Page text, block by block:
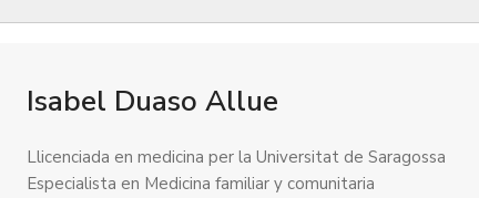
Isabel Duaso Allue
Llicenciada en medicina per la Universitat de Saragossa
Especialista en Medicina familiar y comunitaria